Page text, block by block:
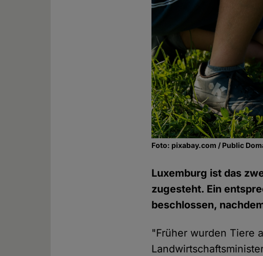
Foto: pixabay.com / Public
Luxemburg ist das
zugesteht. Ein
beschlossen,
"Früher wurden Tiere